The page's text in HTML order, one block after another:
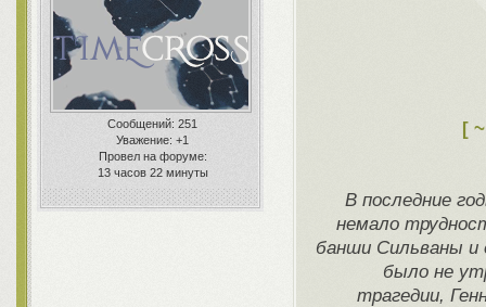
Сообщений: 251
Уважение: +1
Провел на форуме:
13 часов 22 минуты
[
В последние
немало
банши Сильваны и
было не
трагедии,